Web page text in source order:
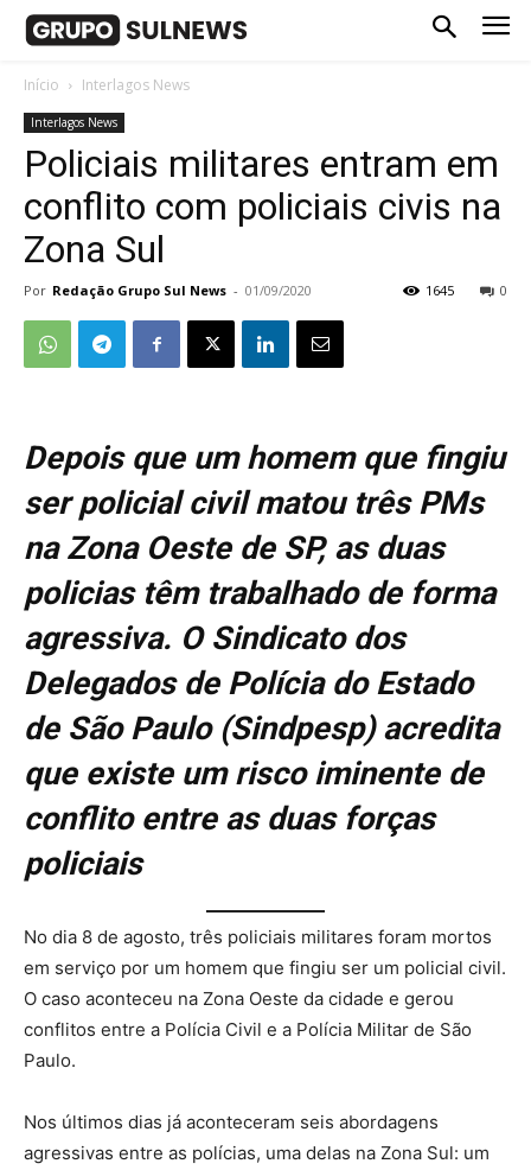
Início Interlagos News
Interlagos News
Policiais militares entram em
conflito com policiais civis na
Zona Sul
Por Redação Grupo Sul News - 01/09/2020 0
1645
Depois que um homem que fingiu
ser policial civil matou três PMs
na Zona Oeste de SP, as duas
policias têm trabalhado de forma
agressiva. O Sindicato dos
Delegados de Polícia do Estado
de São Paulo (Sindpesp) acredita
que existe um risco iminente de
conflito entre as duas forças
policiais
No dia 8 de agosto, três policiais militares foram mortos
em serviço por um homem que fingiu ser um policial civil.
O caso aconteceu na Zona Oeste da cidade e gerou
conflitos entre a Polícia Civil e a Polícia Militar de São
Paulo.
Nos últimos dias já aconteceram seis abordagens
agressivas entre as polícias, uma delas na Zona Sul: um